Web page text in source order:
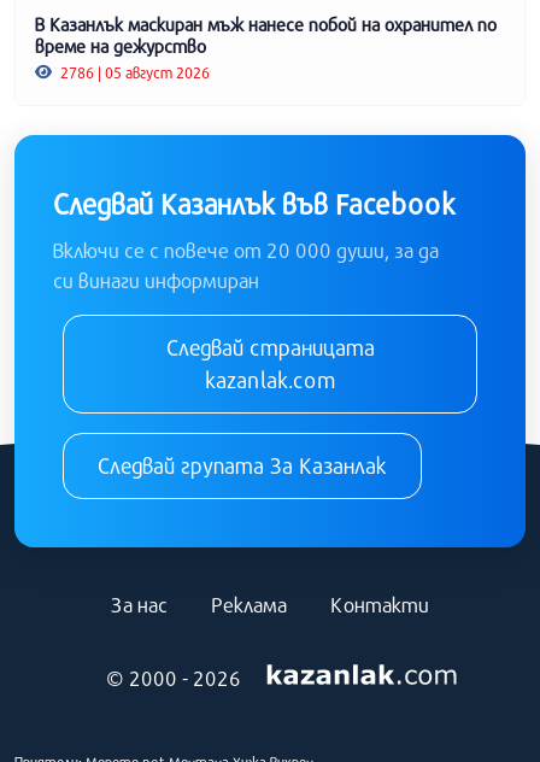
В Казанлък маскиран мъж нанесе побой на охранител по
време на дежурство
2786 | 05 август 2026
Следвай Казанлък във Facebook
Включи се с повече от 20 000 души, за да
си винаги информиран
Следвай страницата
kazanlak.com
Следвай групата За Казанлак
© 2000 - 2026
За нас Реклама Контакти